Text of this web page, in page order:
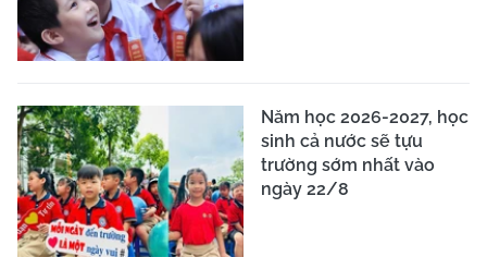
Năm học 2026-2027, học
sinh cả nước sẽ tựu
trường sớm nhất vào
ngày 22/8